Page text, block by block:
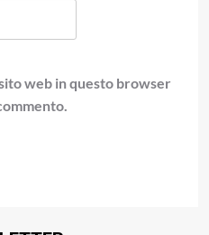
web in questo browser